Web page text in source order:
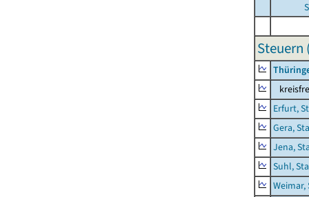
Steuern
Erfurt,
Gera,
Jena,
Suhl,
Weimar,